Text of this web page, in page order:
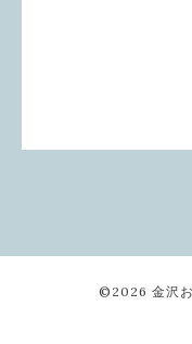
©2026 金沢